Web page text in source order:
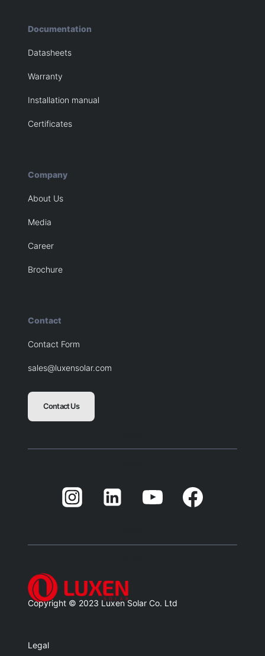
Documentation
Datasheets
Warranty
Installation manual
Certificates
Company
About Us
Media
Career
Brochure
Contact
Contact Form
sales@luxensolar.com
Contact Us
Copyright © 2023 Luxen Solar Co. Ltd
Legal